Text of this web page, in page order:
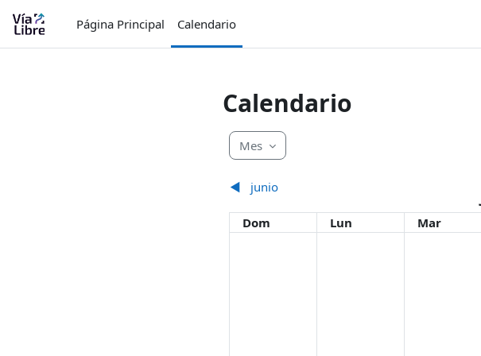
Página Principal
Calendario
Calendario
Mes
◀︎ junio
Domingo
Dom Lunes
Lun Martes
Mar